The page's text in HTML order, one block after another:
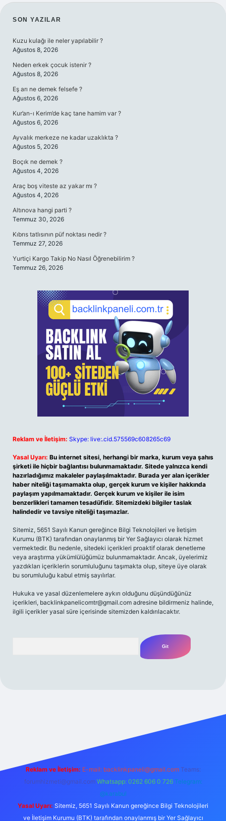
SIDEBAR
SON YAZILAR
Kuzu kulağı ile neler yapılabilir ?
Ağustos 8, 2026
Neden erkek çocuk istenir ?
Ağustos 8, 2026
Eş arı ne demek felsefe ?
Ağustos 6, 2026
Kur’an-ı Kerim’de kaç tane hamim var ?
Ağustos 6, 2026
Ayvalık merkeze ne kadar uzaklıkta ?
Ağustos 5, 2026
Boçık ne demek ?
Ağustos 4, 2026
Araç boş viteste az yakar mı ?
Ağustos 4, 2026
Altınova hangi parti ?
Temmuz 30, 2026
Kıbrıs tatlısının püf noktası nedir ?
Temmuz 27, 2026
Yurtiçi Kargo Takip No Nasıl Öğrenebilirim ?
Temmuz 26, 2026
Reklam ve İletişim: Skype: live:.cid.575569c608265c69
Yasal Uyarı: Bu internet sitesi, herhangi bir marka, kurum veya şahıs
şirketi ile hiçbir bağlantısı bulunmamaktadır. Sitede yalnızca kendi
hazırladığımız makaleler paylaşılmaktadır. Burada yer alan içerikler
haber niteliği taşımamakta olup, gerçek kurum ve kişiler hakkında
paylaşım yapılmamaktadır. Gerçek kurum ve kişiler ile isim
benzerlikleri tamamen tesadüfidir. Sitemizdeki bilgiler taslak
halindedir ve tavsiye niteliği taşımazlar.
Sitemiz, 5651 Sayılı Kanun gereğince Bilgi Teknolojileri ve İletişim
Kurumu (BTK) tarafından onaylanmış bir Yer Sağlayıcı olarak hizmet
vermektedir. Bu nedenle, sitedeki içerikleri proaktif olarak denetleme
veya araştırma yükümlülüğümüz bulunmamaktadır. Ancak, üyelerimiz
yazdıkları içeriklerin sorumluluğunu taşımakta olup, siteye üye olarak
bu sorumluluğu kabul etmiş sayılırlar.
Hukuka ve yasal düzenlemelere aykırı olduğunu düşündüğünüz
içerikleri, backlinkpanelicomtr@gmail.com adresine bildirmeniz halinde,
ilgili içerikler yasal süre içerisinde sitemizden kaldırılacaktır.
Reklam ve İletişim: E-mail: backlinkpaneli@gmail.com Teams:
forumhizmeti@gmail.com Whatsapp: 0262 606 0 726 Telegram:
@karabul
Yasal Uyarı: Sitemiz, 5651 Sayılı Kanun gereğince Bilgi Teknolojileri
ve İletişim Kurumu (BTK) tarafından onaylanmış bir Yer Sağlayıcı